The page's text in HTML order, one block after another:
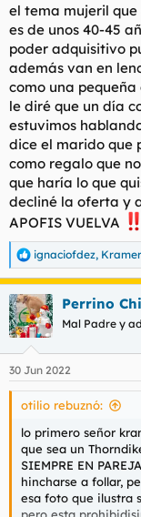
el tema mujeril
es de unos 40-45
poder adquisitivo
además van en
como una
le diré que un día
estuvimos
dice el marido que
como regalo que
que haría lo que
decliné la oferta y
APOFIS VUELVA
R
e
a
c
c
i
e
s
ignaciofdez,
Perrino
Mal Padre y
30 Jun 2022
otilio rebuznó:
lo primero señor
que sea un
SIEMPRE EN
hincharse a follar,
esa foto que ilustra